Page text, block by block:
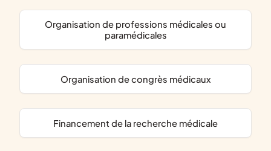
organisation de professions médicales ou
paramédicales
organisation de congrès médicaux
financement de la recherche médicale